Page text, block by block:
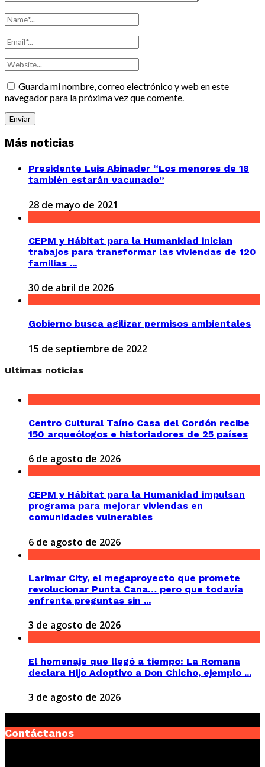
Guarda mi nombre, correo electrónico y web en este
navegador para la próxima vez que comente.
Más noticias
Presidente Luis Abinader “Los menores de 18
también estarán vacunado”
28 de mayo de 2021
CEPM y Hábitat para la Humanidad inician
trabajos para transformar las viviendas de 120
familias ...
30 de abril de 2026
Gobierno busca agilizar permisos ambientales
15 de septiembre de 2022
Ultimas noticias
Centro Cultural Taíno Casa del Cordón recibe
150 arqueólogos e historiadores de 25 países
6 de agosto de 2026
CEPM y Hábitat para la Humanidad impulsan
programa para mejorar viviendas en
comunidades vulnerables
6 de agosto de 2026
Larimar City, el megaproyecto que promete
revolucionar Punta Cana… pero que todavía
enfrenta preguntas sin ...
3 de agosto de 2026
El homenaje que llegó a tiempo: La Romana
declara Hijo Adoptivo a Don Chicho, ejemplo ...
3 de agosto de 2026
Contáctanos